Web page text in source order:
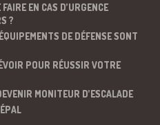
EN CAS D’URGENCE
?
DE DÉFENSE SONT
POUR RÉUSSIR VOTRE
MONITEUR D’ESCALADE